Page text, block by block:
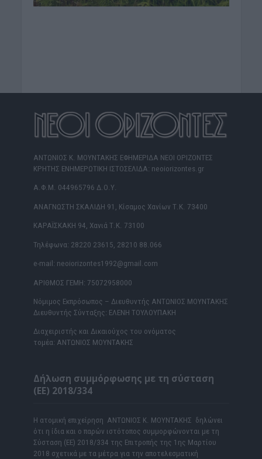
ΑΝΤΩΝΙΟΣ Κ. ΜΟΥΝΤΑΚΗΣ ΕΦΗΜΕΡΙΔΑ ΝΕΟΙ ΟΡΙΖΟΝΤΕΣ
ΚΡΗΤΗΣ ΕΝΗΜΕΡΩΤΙΚΗ ΙΣΤΟΣΕΛΙΔΑ: neoiorizontes.gr
Α.Φ.Μ. 044965796 Δ.Ο.Υ.
ΑΝΑΓΝΩΣΤΗ ΣΚΑΛΙΔΗ 91, Κίσαμος Χανίων Τ.Κ. 73400
ΚΑΡΑΪΣΚΑΚΗ 94, Χανιά Τ.Κ. 73100
Τηλέφωνα: 28220 23615, 28210 88.066
e-mail: neoiorizontes1992@gmail.com
ΑΡΙΘΜΟΣ ΓΕΜΗ: 75072958000
Νόμιμος Εκπρόσωπος – Διευθυντής ΑΝΤΩΝΙΟΣ ΜΟΥΝΤΑΚΗΣ
Διευθυντής Σύνταξης: ΕΛΕΝΗ ΤΟΥΛΟΥΠΑΚΗ
Διαχειριστής και Δικαιούχος του ονόματος
τομέα: ΑΝΤΩΝΙΟΣ ΜΟΥΝΤΑΚΗΣ
Δήλωση συμμόρφωσης με τη σύσταση
(ΕΕ) 2018/334
Η ατομική επιχείρηση ΑΝΤΩΝΙΟΣ Κ. ΜΟΥΝΤΑΚΗΣ δηλώνει
ότι η ίδια και ο παρών ιστότοπος συμμορφώνονται με τη
Σύσταση (ΕΕ) 2018/334 της Επιτροπής της 1ης Μαρτίου
2018 σχετικά με τα μέτρα για την αποτελεσματική